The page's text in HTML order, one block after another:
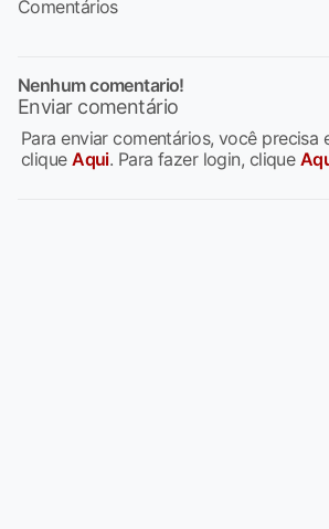
Comentários
Nenhum comentario!
Enviar comentário
Para enviar comentários, você precisa
cliqueAqui. Para fazer login, clique